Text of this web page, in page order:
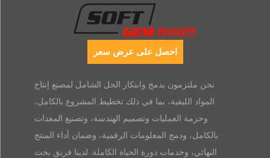
احصل على عرض سعر
نحن ملتزمون بدمج وابتكار الحل الشامل لمصنع إنتاج
المواد الليفية، بما في ذلك تخطيط المشروع بالكامل،
وحزمة العمليات وتصميم الهندسة، وتصنيع المعدات
بالكامل، ودمج المعلومات الرقمية، وضمان أداء المنتج
النهائي، وخدمات دورة الحياة الكاملة. لدينا فريق بحث